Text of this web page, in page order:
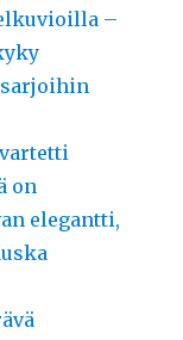
–
on
elegantti,